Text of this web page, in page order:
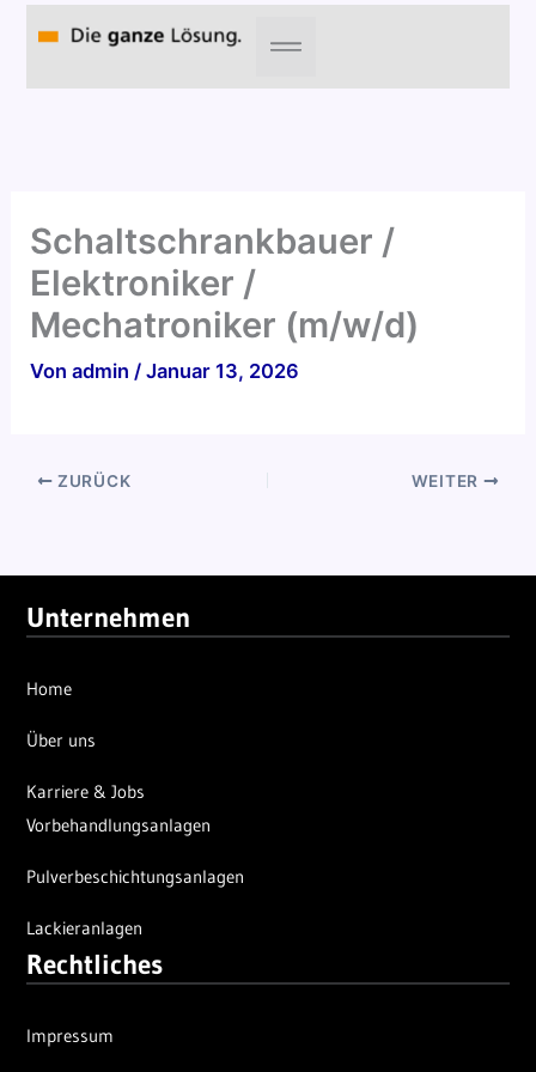
Inhalt
Schaltschrankbauer /
Elektroniker /
Mechatroniker (m/w/d)
Vonadmin/Januar 13, 2026
ZURÜCK WEITER
Unternehmen
Home
Über uns
Karriere & Jobs
Vorbehandlungsanlagen
Pulverbeschichtungsanlagen
Lackieranlagen
Rechtliches
Impressum